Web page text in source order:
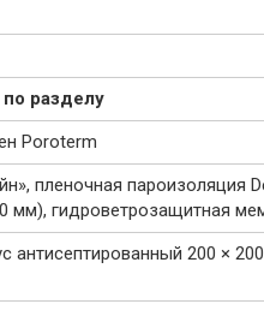
разделу
Poroterm
пленочная пароизоляция
мм), гидроветрозащитная
антисептированный 200 ×